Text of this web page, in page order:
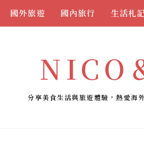
國外旅遊 國內旅行 生活札記
NICO
分享美食生活與旅遊體驗，熱愛海